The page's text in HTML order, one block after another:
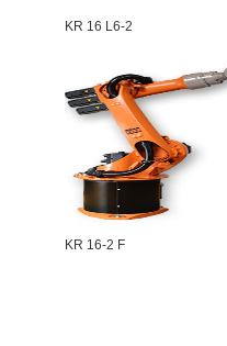
KR 16 L6-2
KR 16-2 F